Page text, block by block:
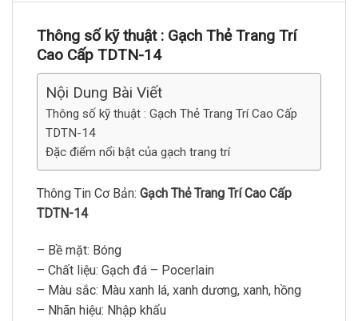
Thông số kỹ thuật : Gạch Thẻ Trang Trí
Cao Cấp TDTN-14
Nội Dung Bài Viết
Thông số kỹ thuật : Gạch Thẻ Trang Trí Cao Cấp
TDTN-14
Đặc điểm nổi bật của gạch trang trí
Thông Tin Cơ Bản: Gạch Thẻ Trang Trí Cao Cấp
TDTN-14
– Bề mặt: Bóng
– Chất liệu: Gạch đá – Pocerlain
– Màu sắc: Màu xanh lá, xanh dương, xanh, hồng
– Nhãn hiệu: Nhập khẩu